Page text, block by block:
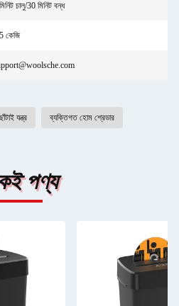
চালু/30 মিনিট বন্ধ
কেজি
যন্ত্র ব্যক্তিগত হোম শ্রেডার
পণ্য